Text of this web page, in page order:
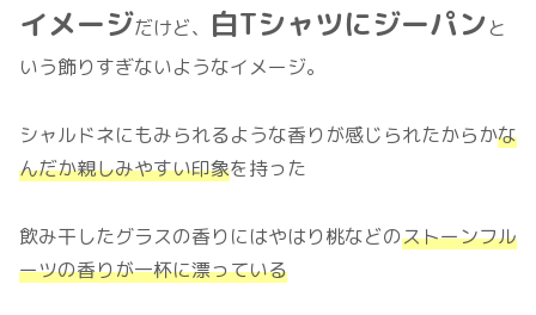
イメージだけど、 白Tシャツにジーパンと
いう飾りすぎないようなイメージ。
シャルドネにもみられるような香りが感じられたからかな
んだか親しみやすい印象を持った
飲み干したグラスの香りにはやはり桃などのストーンフル
ーツの香りが一杯に漂っている